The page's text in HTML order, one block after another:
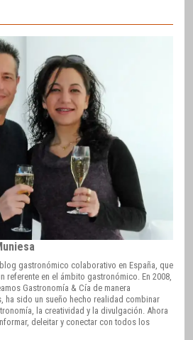
gastronómico colaborativo en España, que
referente en el ámbito gastronómico. En 2008,
Gastronomía & Cía de manera
ha sido un sueño hecho realidad combinar
la creatividad y la divulgación. Ahora
deleitar y conectar con todos los